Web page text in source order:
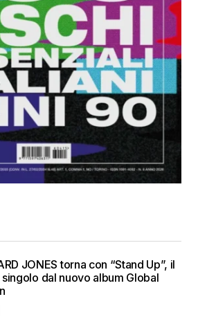
JONES torna con “Stand Up”, il
dal nuovo album Global